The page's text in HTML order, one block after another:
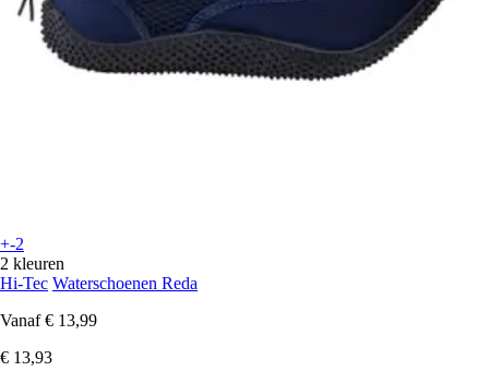
+-2
2 kleuren
Hi-Tec Waterschoenen Reda
Vanaf € 13,99
€ 13,93